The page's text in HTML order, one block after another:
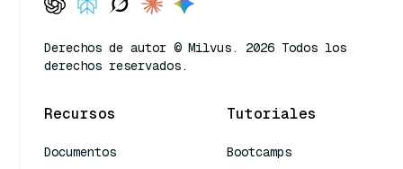
Derechos de autor © Milvus. 2026 Todos los
derechos reservados.
Recursos
Documentos
Tutoriales
Bootcamps